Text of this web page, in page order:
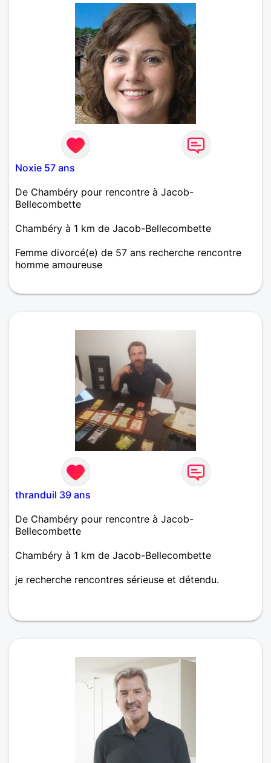
romantique qui n'essaie jamais de prendre la vie
trop au sérieux. Je cherche quelqu'un d'honnête, de
responsable et qui comprend les vraies valeurs
d'une relation et la possibilité de tout partager
Noxie 57 ans
De Chambéry pour rencontre à Jacob-
Bellecombette
Chambéry à 1 km de Jacob-Bellecombette
Femme divorcé(e) de 57 ans recherche rencontre
homme amoureuse
nous nous rencontrerons sur Chambéry si affinité il
thranduil 39 ans
De Chambéry pour rencontre à Jacob-
Bellecombette
Chambéry à 1 km de Jacob-Bellecombette
je recherche rencontres sérieuse et détendu.